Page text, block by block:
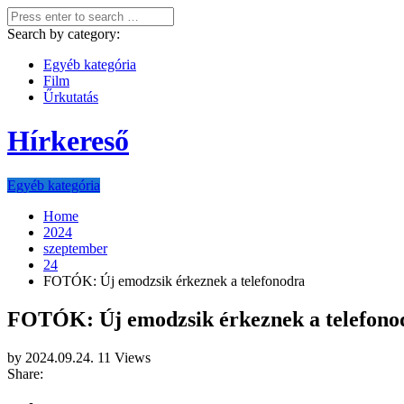
Search by category:
Egyéb kategória
Film
Űrkutatás
Hírkereső
Egyéb kategória
Home
2024
szeptember
24
FOTÓK: Új emodzsik érkeznek a telefonodra
FOTÓK: Új emodzsik érkeznek a
by 2024.09.24. 11 Views
Share: